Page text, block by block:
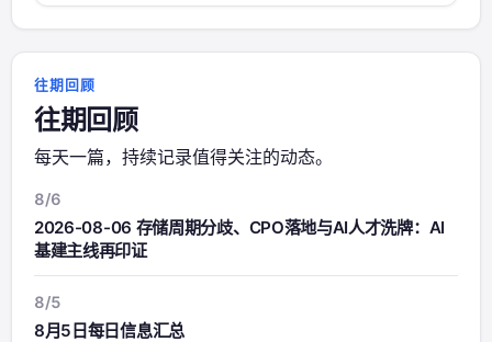
往期回顾
往期回顾
每天一篇，持续记录值得关注的动态。
8/6
2026-08-06 存储周期分歧、CPO落地与AI人才洗牌：AI
基建主线再印证
8/5
8月5日每日信息汇总